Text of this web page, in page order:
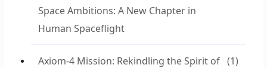
Space Ambitions: A New Chapter in
Human Spaceflight
Axiom-4 Mission: Rekindling the Spirit of (1)